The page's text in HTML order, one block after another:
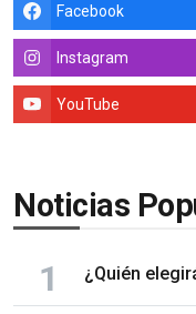
Facebook
Instagram
YouTube
Noticias
¿Quién